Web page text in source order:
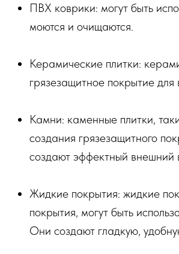
ПВХ коврики: могут быть
моются и очищаются.
Керамические плитки:
грязезащитное покрытие
Камни: каменные плитки,
создания грязезащитного
создают эффектный внешний
Жидкие покрытия: жидкие
покрытия, могут быть
Они создают гладкую,